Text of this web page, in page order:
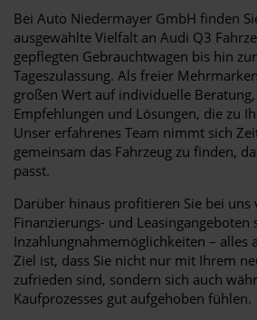
Bei Auto Niedermayer GmbH finden
ausgewählte Vielfalt an Audi Q3
gepflegten Gebrauchtwagen bis hin
Tageszulassung. Als freier
großen Wert auf individuelle
Empfehlungen und Lösungen, die zu
Unser erfahrenes Team nimmt sich
gemeinsam das Fahrzeug zu finden,
passt.
Darüber hinaus profitieren Sie bei uns
Finanzierungs- und Leasingangeboten
Inzahlungnahmemöglichkeiten – alles
Ziel ist, dass Sie nicht nur mit Ihrem
zufrieden sind, sondern sich auch
Kaufprozesses gut aufgehoben fühlen.